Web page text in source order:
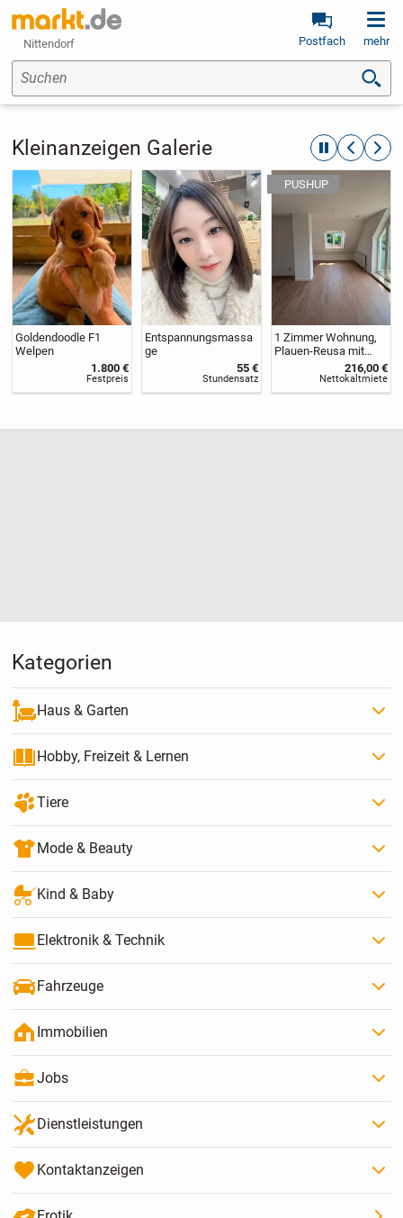
Nittendorf Postfach mehr
Suchen
Kleinanzeigen Galerie automatische
Goldendoodle F1
Welpen
1.800 €
Festpreis
Entspannungsmassa
ge
55 €
Stundensatz
1 Zimmer Wohnung,
Plauen-Reusa mit
Südbalkon von privat
216,00 €
Nettokaltmiete
Kategorien
Haus & Garten
Hobby, Freizeit & Lernen
Tiere
Mode & Beauty
Kind & Baby
Elektronik & Technik
Fahrzeuge
Immobilien
Jobs
Dienstleistungen
Kontaktanzeigen